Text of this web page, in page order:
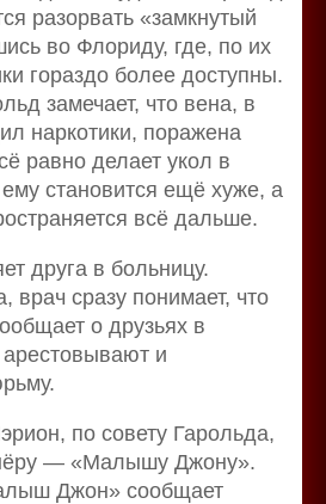
разорвать «замкнутый
во Флориду, где, по их
гораздо более доступны.
замечает, что вена, в
наркотики, поражена
равно делает укол в
становится ещё хуже, а
всё дальше.
друга в больницу.
врач сразу понимает, что
о друзьях в
и
по совету Гарольда,
— «Малышу Джону».
Джон» сообщает